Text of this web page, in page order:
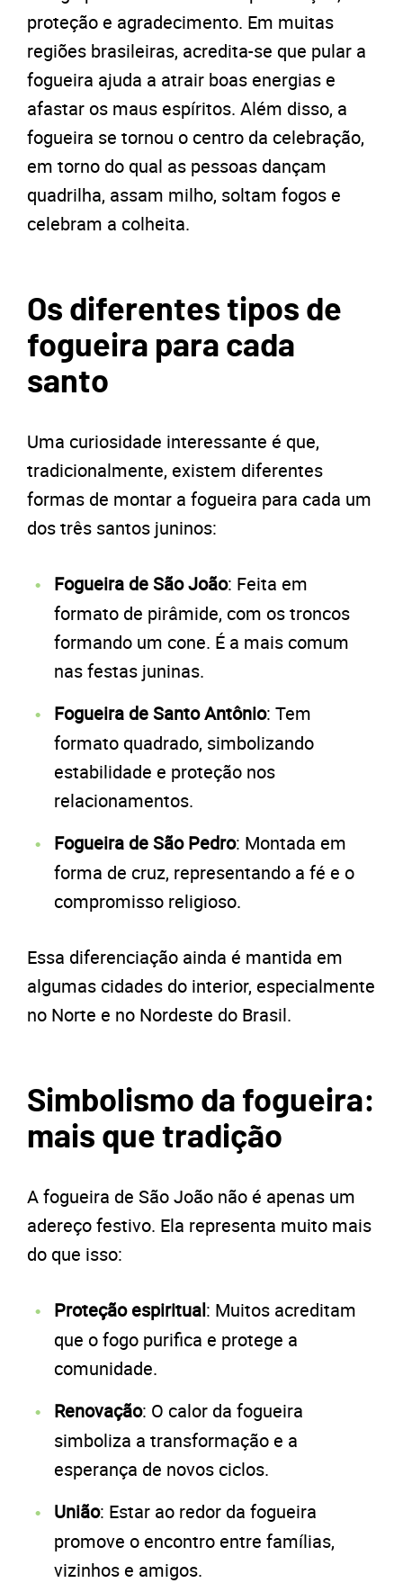
proteção e agradecimento. Em muitas
regiões brasileiras, acredita-se que pular a
fogueira ajuda a atrair boas energias e
afastar os maus espíritos. Além disso, a
fogueira se tornou o centro da celebração,
em torno do qual as pessoas dançam
quadrilha, assam milho, soltam fogos e
celebram a colheita.
Os diferentes tipos de
fogueira para cada
santo
Uma curiosidade interessante é que,
tradicionalmente, existem diferentes
formas de montar a fogueira para cada um
dos três santos juninos:
Fogueira de São João: Feita em
formato de pirâmide, com os troncos
formando um cone. É a mais comum
nas festas juninas.
Fogueira de Santo Antônio: Tem
formato quadrado, simbolizando
estabilidade e proteção nos
relacionamentos.
Fogueira de São Pedro: Montada em
forma de cruz, representando a fé e o
compromisso religioso.
Essa diferenciação ainda é mantida em
algumas cidades do interior, especialmente
no Norte e no Nordeste do Brasil.
Simbolismo da fogueira:
mais que tradição
A fogueira de São João não é apenas um
adereço festivo. Ela representa muito mais
do que isso:
Proteção espiritual: Muitos acreditam
que o fogo purifica e protege a
comunidade.
Renovação: O calor da fogueira
simboliza a transformação e a
esperança de novos ciclos.
União: Estar ao redor da fogueira
promove o encontro entre famílias,
vizinhos e amigos.